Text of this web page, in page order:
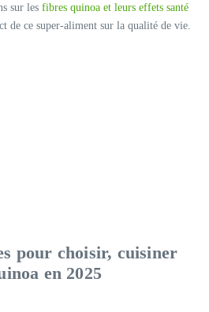
sur les fibres quinoa et leurs effets santé
de ce super-aliment sur la qualité de vie.
pour choisir, cuisiner
en 2025